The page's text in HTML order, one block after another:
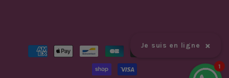
Moyens
Je suis en ligne ×
1